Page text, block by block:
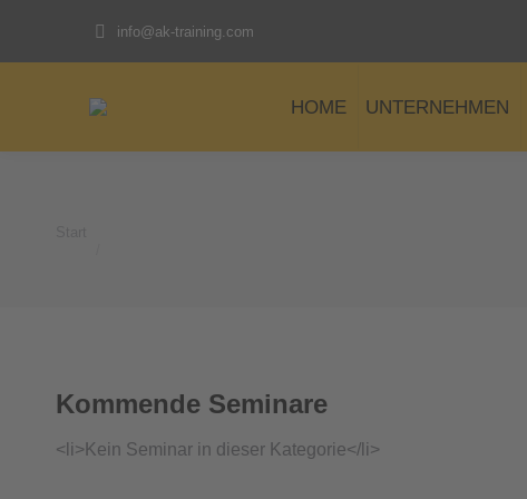
info@ak-training.com
HOME UNTERNEHMEN
Kommende Seminare
<li>Kein Seminar in dieser Kategorie</li>